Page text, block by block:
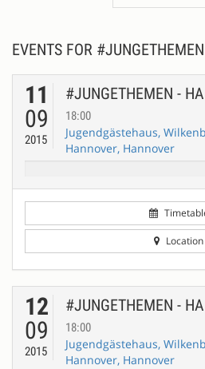
EVENTS FOR
11
09
2015
#JUNGETHEMEN -
18:00
Jugendgästehaus,
Hannover, Hannover
Location
12
09
2015
#JUNGETHEMEN -
18:00
Jugendgästehaus,
Hannover, Hannover